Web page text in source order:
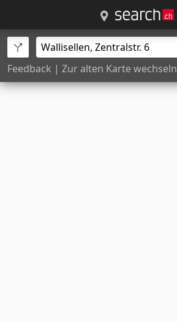
Feedback | Zur alten Karte wechseln